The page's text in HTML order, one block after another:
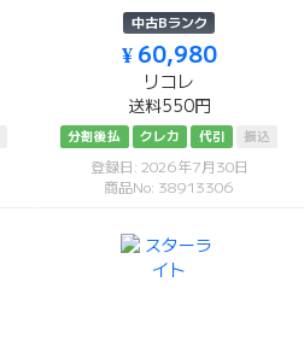
中古Bランク
¥ 60,980
リコレ
送料550円
分割後払 クレカ 代引 振込
登録日: 2026年7月30日
商品No: 38913306